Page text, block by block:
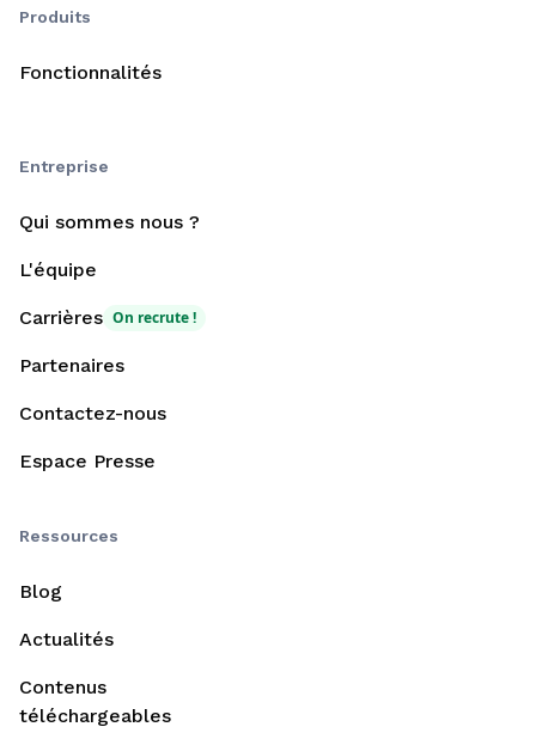
Produits
Fonctionnalités
Entreprise
Qui sommes nous ?
L'équipe
Carrières On recrute !
Partenaires
Contactez-nous
Espace Presse
Ressources
Blog
Actualités
Contenus
téléchargeables